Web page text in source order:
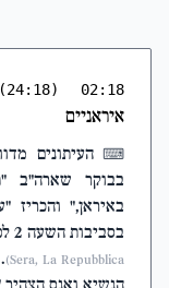
02:18
(24:18)
איראניים
⌨ העיתונים
בבוקר שארה"ב
בסביבות השעה 2 לפנות בוקר שעון איטליה
Sera, La Repubblica)